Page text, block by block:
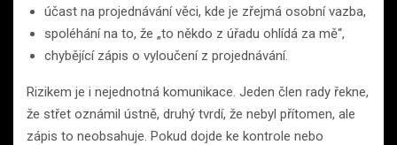
účast na projednávání věci, kde je zřejmá osobní vazba,
spoléhání na to, že „to někdo z úřadu ohlídá za mě“,
chybějící zápis o vyloučení z projednávání.
Rizikem je i nejednotná komunikace. Jeden člen rady řekne,
že střet oznámil ústně, druhý tvrdí, že nebyl přítomen, ale
zápis to neobsahuje. Pokud dojde ke kontrole nebo